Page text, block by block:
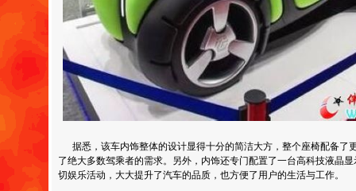
据悉，该车内饰整体的设计显得十分的简洁大方，整个座椅配备了
了绝大多数驾乘者的需求。另外，内饰还专门配置了一台高科技液晶
切娱乐活动，大大提升了汽车的品质，也方便了用户的生活与工作。